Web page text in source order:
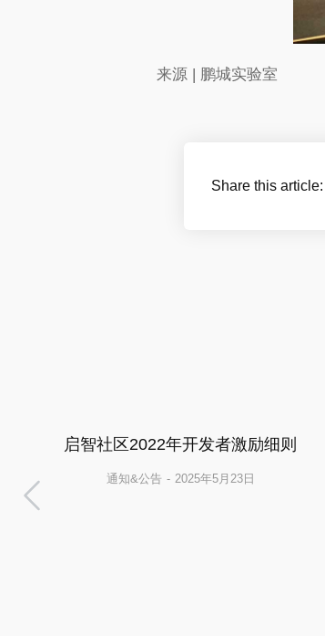
来源 | 鹏城实验室
Share this article:
启智社区2022年开发者激励细则
通知&公告 2025年5月23日